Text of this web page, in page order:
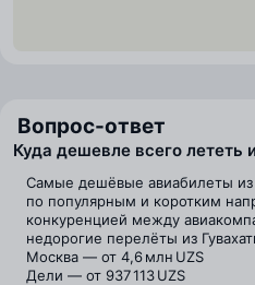
Вопрос-ответ
Куда дешевле всего лететь
Самые дешёвые авиабилеты из
по популярным и коротким
конкуренцией между
недорогие перелёты из
Москва — от 4,6 млн UZS
Дели — от 937 113 UZS